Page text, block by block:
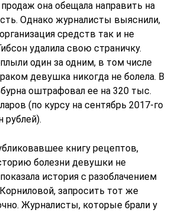
она обещала направить на
Однако журналисты выяснили,
средств так и не
удалила свою страничку.
один за одним, в том числе
девушка никогда не болела. В
оштрафовал ее на 320 тыс.
(по курсу на сентябрь 2017-го
рублей).
книгу рецептов,
болезни девушки не
история с разоблачением
запросить тот же
Журналисты, которые брали у